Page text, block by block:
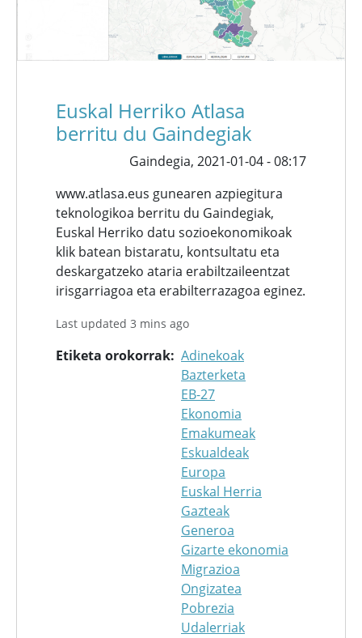
Euskal Herriko Atlasa
berritu du Gaindegiak
Gaindegia, 2021-01-04 - 08:17
www.atlasa.eus gunearen azpiegitura
teknologikoa berritu du Gaindegiak,
Euskal Herriko datu sozioekonomikoak
klik batean bistaratu, kontsultatu eta
deskargatzeko ataria erabiltzaileentzat
irisgarriagoa eta erabilterrazagoa eginez.
Last updated 3 mins ago
Etiketa orokorrak Adinekoak
Bazterketa
EB-27
Ekonomia
Emakumeak
Eskualdeak
Europa
Euskal Herria
Gazteak
Generoa
Gizarte ekonomia
Migrazioa
Ongizatea
Pobrezia
Udalerriak